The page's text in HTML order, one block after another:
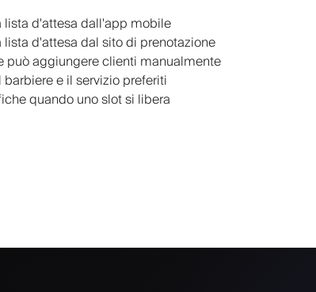
lista d'attesa dall'app mobile
lista d'attesa dal sito di prenotazione
può aggiungere clienti manualmente
e il servizio preferiti
quando uno slot si libera